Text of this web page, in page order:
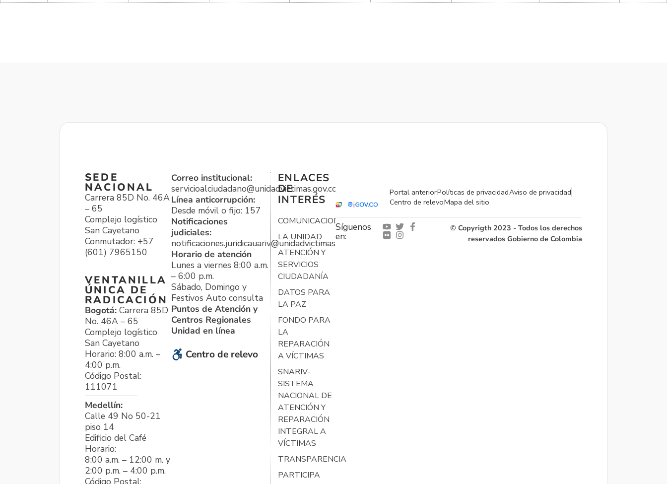
SEDE
NACIONAL
Carrera 85D No. 46A
– 65
Complejo logístico
San Cayetano
Conmutador: +57
(601) 7965150
VENTANILLA
ÚNICA DE
RADICACIÓN
Bogotá: Carrera 85D
No. 46A – 65
Complejo logístico
San Cayetano
Horario: 8:00 a.m. –
4:00 p.m.
Código Postal:
111071
Medellín:
Calle 49 No 50-21
piso 14
Edificio del Café
Horario:
8:00 a.m. – 12:00 m. y
2:00 p.m. – 4:00 p.m.
Correo institucional:
servicioalciudadano@unidadvictimas.gov.co
Línea anticorrupción:
Desde móvil o fijo: 157
Notificaciones
judiciales:
notificaciones.juridicauariv@unidadvictimas.gov.co
Horario de atención
Lunes a viernes 8:00 a.m.
– 6:00 p.m.
Sábado, Domingo y
Festivos Auto consulta
Puntos de Atención y
Centros Regionales
Unidad en línea
Centro de relevo
ENLACES
DE
INTERÉS
COMUNICACIONES
LA UNIDAD
ATENCIÓN Y
SERVICIOS
CIUDADANÍA
DATOS PARA
LA PAZ
FONDO PARA
LA
REPARACIÓN
A VÍCTIMAS
SNARIV-
SISTEMA
NACIONAL DE
ATENCIÓN Y
REPARACIÓN
INTEGRAL A
VÍCTIMAS
TRANSPARENCIA
PARTICIPA
Portal anteriorPolíticas de privacidadAviso de privacidad
Centro de relevoMapa del sitio
Síguenos
en:
© Copyrigth 2023 - Todos los derechos
reservados Gobierno de Colombia